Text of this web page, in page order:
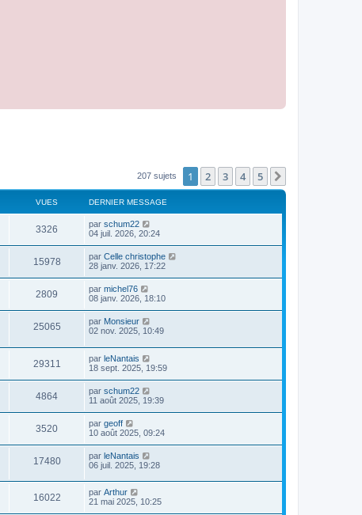
207 sujets 1 2 3 4 5
VUES DERNIER MESSAGE
3326 par schum22
04 juil. 2026, 20:24
15978 par Celle christophe
28 janv. 2026, 17:22
2809 par michel76
08 janv. 2026, 18:10
25065 par Monsieur
02 nov. 2025, 10:49
29311 par leNantais
18 sept. 2025, 19:59
4864 par schum22
11 août 2025, 19:39
3520 par geoff
10 août 2025, 09:24
17480 par leNantais
06 juil. 2025, 19:28
16022 par Arthur
21 mai 2025, 10:25